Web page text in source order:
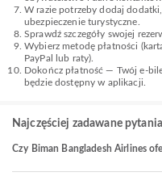
W razie potrzeby dodaj
ubezpieczenie turystyczne.
Sprawdź szczegóły swojej
Wybierz metodę płatności
PayPal lub raty).
Dokończ płatność — Twój e-
będzie dostępny w aplikacji.
Najczęściej zadawane
Czy Biman Bangladesh Airlines